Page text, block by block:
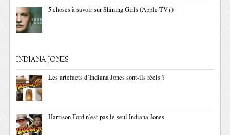
5 choses à savoir sur Shining Girls (Apple TV+)
INDIANA JONES
Les artefacts d’Indiana Jones sont-ils réels ?
Harrison Ford n’est pas le seul Indiana Jones